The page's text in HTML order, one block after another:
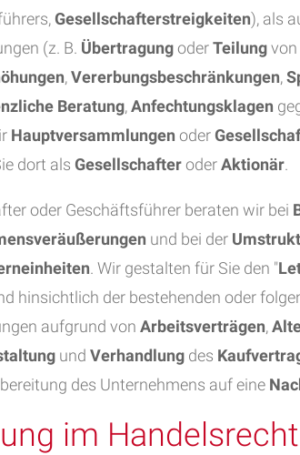
Gesellschafterstreigkeiten), als
(z. B. ÜbertragungoderTeilungvon
,Vererbungsbeschränkungen,
Beratung,Anfechtungsklagen
Hauptversammlungen oder
dort als GesellschafteroderAktionär
oder Geschäftsführer beraten wir bei
und bei der
. Wir gestalten für Sie den "
hinsichtlich der bestehenden oder
aufgrund von Arbeitsverträgen,
und Verhandlung des
des Unternehmens auf eine
im Handelsrecht